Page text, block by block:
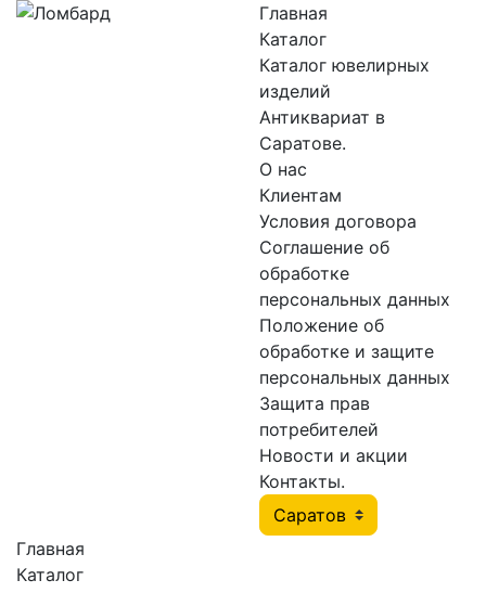
Главная
Каталог
Каталог ювелирных
изделий
Антиквариат в
Саратове.
О нас
Клиентам
Условия договора
Соглашение об
обработке
персональных данных
Положение об
обработке и защите
персональных данных
Защита прав
потребителей
Новости и акции
Контакты.
Главная
Каталог